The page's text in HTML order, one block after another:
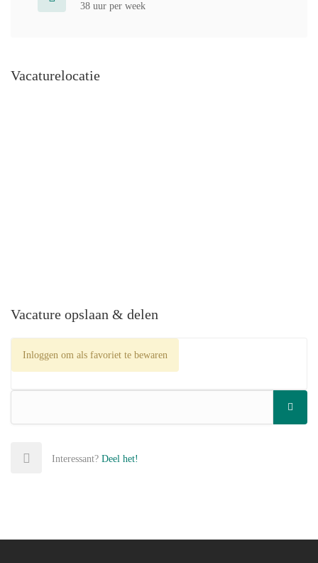
38 uur per week
Vacaturelocatie
Vacature opslaan & delen
Inloggen om als favoriet te bewaren
Interessant? Deel het!